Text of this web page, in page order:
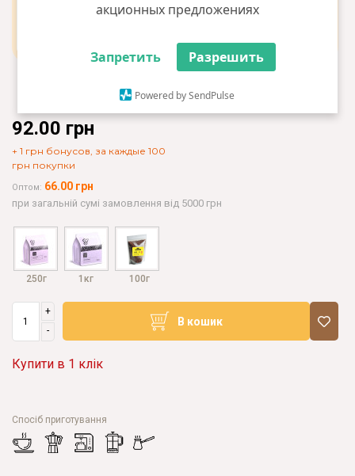
акционных предложениях
Запретить Разрешить
Powered by SendPulse
92.00 грн
+ 1 грн бонусов, за каждые 100
грн покупки
Оптом: 66.00 грн
при загальній сумі замовлення від 5000 грн
250г 1кг 100г
+
-
В кошик
Купити в 1 клік
Спосіб приготування